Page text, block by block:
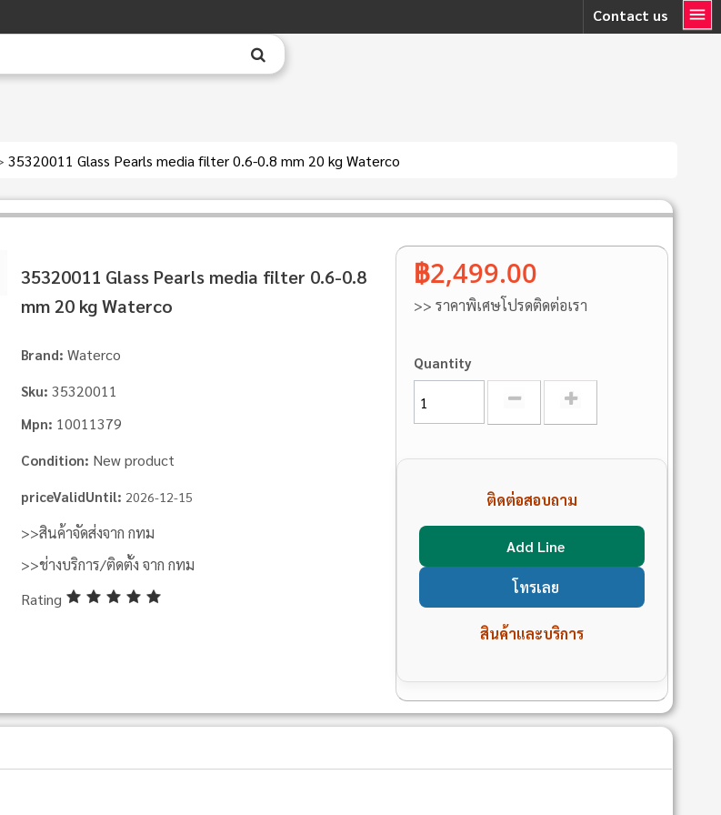
Contact us
35320011 Glass Pearls media filter 0.6-0.8 mm 20 kg Waterco
35320011 Glass Pearls media filter 0.6-0.8
mm 20 kg Waterco
Brand: Waterco
Sku: 35320011
Mpn: 10011379
Condition: New product
priceValidUntil: 2026-12-15
>>สินค้าจัดส่งจาก กทม
>>ช่างบริการ/ติดตั้ง จาก กทม
Rating
฿2,499.00
>> ราคาพิเศษโปรดติดต่อเรา
Quantity
ติดต่อสอบถาม
Add Line
โทรเลย
สินค้าและบริการ